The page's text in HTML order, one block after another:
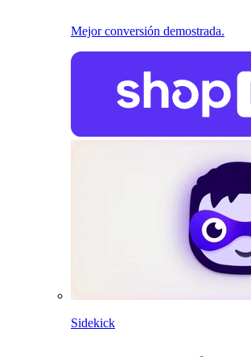
Mejor conversión demostrada.
Sidekick